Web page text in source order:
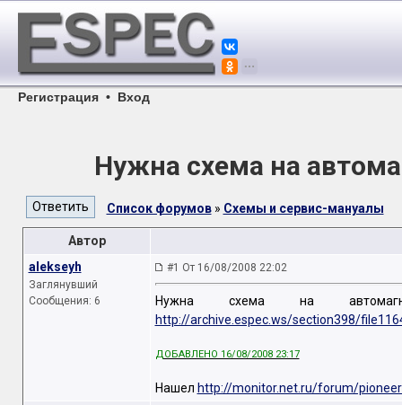
Регистрация • Вход
Нужна схема на
Список форумов» Схемы и сервис-мануалы
Автор
alekseyh
Заглянувший
Сообщения: 6
#1 От 16/08/2008 22:02
Нужна схема на
http://archive.espec.ws/section398/
ДОБАВЛЕНО 16/08/2008 23:17
Нашел http://monitor.net.ru/forum/